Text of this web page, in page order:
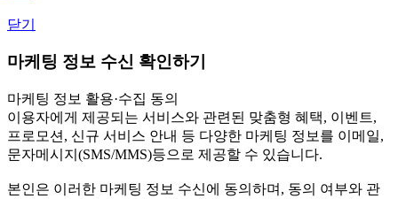
닫기
마케팅 정보 수신 확인하기
마케팅 정보 활용·수집 동의
이용자에게 제공되는 서비스와 관련된 맞춤형 혜택, 이벤트,
프로모션, 신규 서비스 안내 등 다양한 마케팅 정보를 이메일,
문자메시지(SMS/MMS)등으로 제공할 수 있습니다.
본인은 이러한 마케팅 정보 수신에 동의하며, 동의 여부와 관